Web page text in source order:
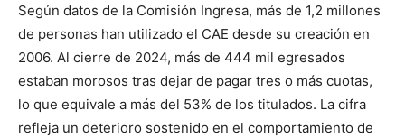
Según datos de la Comisión Ingresa, más de 1,2 millones
de personas han utilizado el CAE desde su creación en
2006. Al cierre de 2024, más de 444 mil egresados
estaban morosos tras dejar de pagar tres o más cuotas,
lo que equivale a más del 53% de los titulados. La cifra
refleja un deterioro sostenido en el comportamiento de